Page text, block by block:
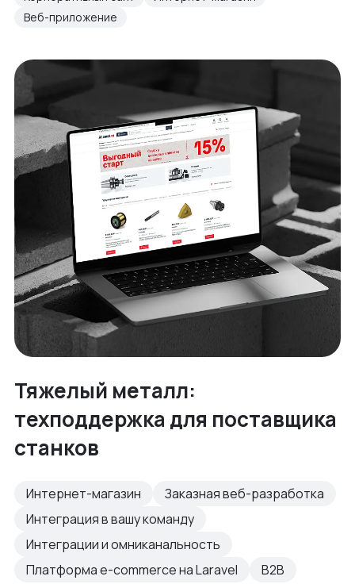
Веб-приложение
Тяжелый металл:
техподдержка для поставщика
станков
Интернет-магазин
Заказная веб-разработка
Интеграция в вашу команду
Интеграции и омниканальность
Платформа e-commerce на Laravel
B2B